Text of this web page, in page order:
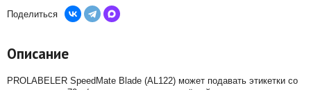
Поделиться
Описание
PROLABELER SpeedMate Blade (AL122) может подавать этикетки со